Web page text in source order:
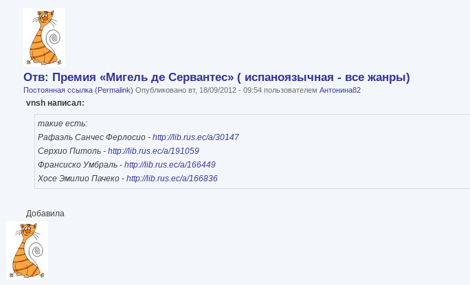
Отв: Премия «Мигель де Сервантес» ( испаноязычная - все жанры)
Постоянная ссылка (Permalink) Опубликовано вт, 18/09/2012 - 09:54 пользователем Антонина82
vnsh написал:
такие есть:
Рафаэль Санчес Ферлосио - http://lib.rus.ec/a/30147
Серхио Питоль - http://lib.rus.ec/a/191059
Франсиско Умбраль - http://lib.rus.ec/a/166449
Хосе Эмилио Пачеко - http://lib.rus.ec/a/166836
Добавила